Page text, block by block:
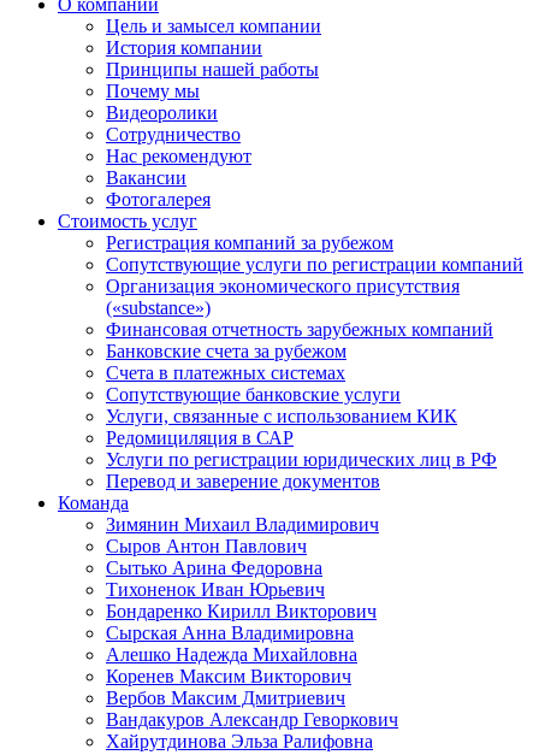
О компании
Цель и замысел компании
История компании
Принципы нашей работы
Почему мы
Видеоролики
Сотрудничество
Нас рекомендуют
Вакансии
Фотогалерея
Стоимость услуг
Регистрация компаний за рубежом
Сопутствующие услуги по регистрации компаний
Организация экономического присутствия
(«substance»)
Финансовая отчетность зарубежных компаний
Банковские счета за рубежом
Счета в платежных системах
Сопутствующие банковские услуги
Услуги, связанные с использованием КИК
Редомициляция в САР
Услуги по регистрации юридических лиц в РФ
Перевод и заверение документов
Команда
Зимянин Михаил Владимирович
Сыров Антон Павлович
Сытько Арина Федоровна
Тихоненок Иван Юрьевич
Бондаренко Кирилл Викторович
Сырская Анна Владимировна
Алешко Надежда Михайловна
Коренев Максим Викторович
Вербов Максим Дмитриевич
Вандакуров Александр Геворкович
Хайрутдинова Эльза Ралифовна